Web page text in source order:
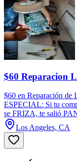
$60 Reparacion
$60 en Reparación de
ESPECIAL: Si tu
se FRIZA, te salió
Los Angeles, CA